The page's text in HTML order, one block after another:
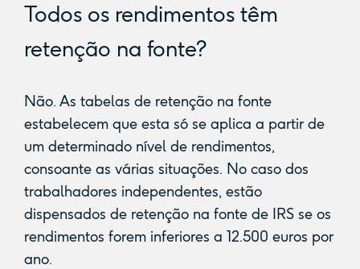
Todos os rendimentos têm
retenção na fonte?
Não. As tabelas de retenção na fonte
estabelecem que esta só se aplica a partir de
um determinado nível de rendimentos,
consoante as várias situações. No caso dos
trabalhadores independentes, estão
dispensados de retenção na fonte de IRS se os
rendimentos forem inferiores a 12.500 euros por
ano.